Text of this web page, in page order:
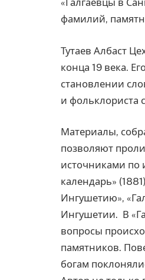
«Галгаевцы в
фамилий,
Тутаев Албаст
конца 19 века.
становлении
и фольклориста
Материалы,
позволяют
источниками по
календарь»
Ингушетию»,
Ингушетии. В
вопросы
памятников.
богам